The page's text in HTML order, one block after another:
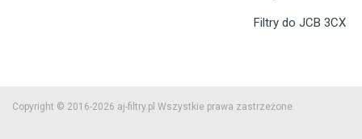
Filtry do JCB 3CX
Copyright © 2016-2026 aj-filtry.pl Wszystkie prawa zastrzeżone.